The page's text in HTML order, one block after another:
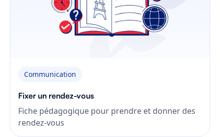
Communication
Fixer un rendez-vous
Fiche pédagogique pour prendre et donner des
rendez-vous